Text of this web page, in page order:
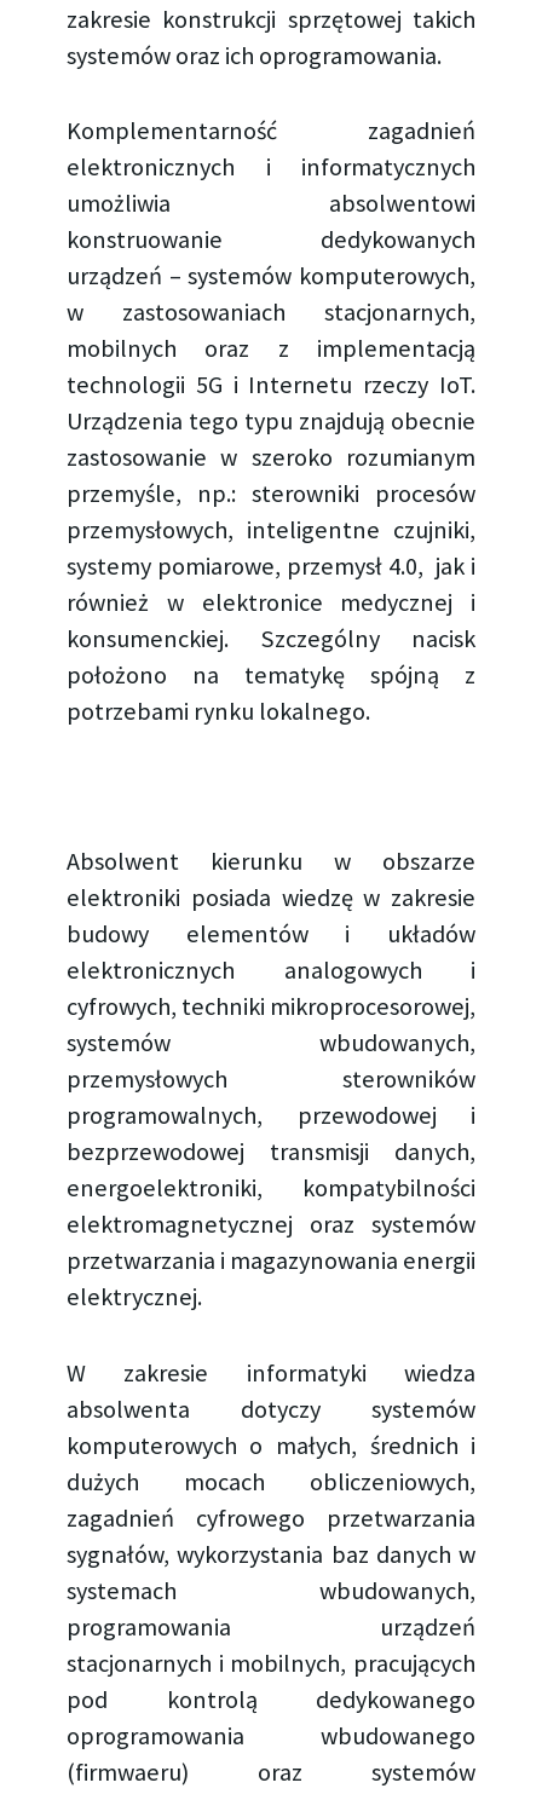
zakresie konstrukcji sprzętowej takich
systemów oraz ich oprogramowania.
Komplementarność zagadnień
elektronicznych i informatycznych
umożliwia absolwentowi
konstruowanie dedykowanych
urządzeń – systemów komputerowych,
w zastosowaniach stacjonarnych,
mobilnych oraz z implementacją
technologii 5G i Internetu rzeczy IoT.
Urządzenia tego typu znajdują obecnie
zastosowanie w szeroko rozumianym
przemyśle, np.: sterowniki procesów
przemysłowych, inteligentne czujniki,
systemy pomiarowe, przemysł 4.0, jak i
również w elektronice medycznej i
konsumenckiej. Szczególny nacisk
położono na tematykę spójną z
potrzebami rynku lokalnego.
Absolwent kierunku w obszarze
elektroniki posiada wiedzę w zakresie
budowy elementów i układów
elektronicznych analogowych i
cyfrowych, techniki mikroprocesorowej,
systemów wbudowanych,
przemysłowych sterowników
programowalnych, przewodowej i
bezprzewodowej transmisji danych,
energoelektroniki, kompatybilności
elektromagnetycznej oraz systemów
przetwarzania i magazynowania energii
elektrycznej.
W zakresie informatyki wiedza
absolwenta dotyczy systemów
komputerowych o małych, średnich i
dużych mocach obliczeniowych,
zagadnień cyfrowego przetwarzania
sygnałów, wykorzystania baz danych w
systemach wbudowanych,
programowania urządzeń
stacjonarnych i mobilnych, pracujących
pod kontrolą dedykowanego
oprogramowania wbudowanego
(firmwaeru) oraz systemów